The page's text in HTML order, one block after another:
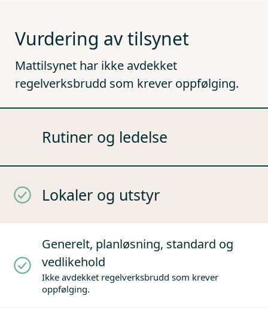
Vurdering av tilsynet
Mattilsynet har ikke avdekket
regelverksbrudd som krever oppfølging.
Rutiner og ledelse
Lokaler og utstyr
Generelt, planløsning, standard og
vedlikehold
Ikke avdekket regelverksbrudd som krever
oppfølging.